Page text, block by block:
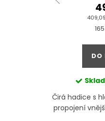
DO
Čirá hadice s
propojení